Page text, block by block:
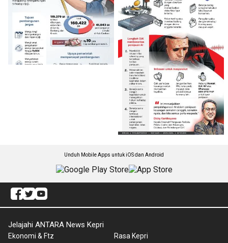
Unduh Mobile Apps untuk iOS dan Android
Jelajahi ANTARA News Kepri
Ekonomi & Ftz
Rasa Kepri